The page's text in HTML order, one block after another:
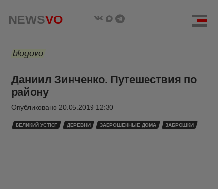
NEWSVO
blogovo
Даниил Зинченко. Путешествия по
району
Опубликовано 20.05.2019 12:30
ВЕЛИКИЙ УСТЮГ ДЕРЕВНИ ЗАБРОШЕННЫЕ ДОМА ЗАБРОШКИ